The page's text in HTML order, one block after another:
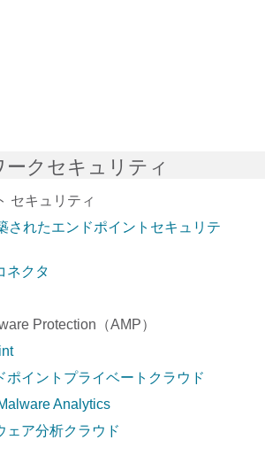
クセキュリティ
セキュリティ
されたエンドポイントセキュリテ
ネクタ
Protection（AMP）
ポイントプライベートクラウド
Analytics
ェア分析クラウド